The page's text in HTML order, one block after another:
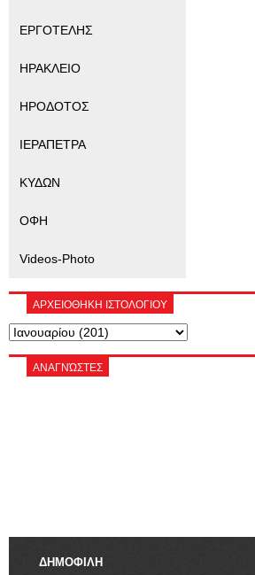
ΕΡΓΟΤΕΛΗΣ
ΗΡΑΚΛΕΙΟ
ΗΡΟΔΟΤΟΣ
ΙΕΡΑΠΕΤΡΑ
ΚΥΔΩΝ
ΟΦΗ
Videos-Photo
ΑΡΧΕΙΟΘΗΚΗ ΙΣΤΟΛΟΓΙΟΥ
ΑΝΑΓΝΏΣΤΕΣ
ΔΗΜΟΦΙΛΗ